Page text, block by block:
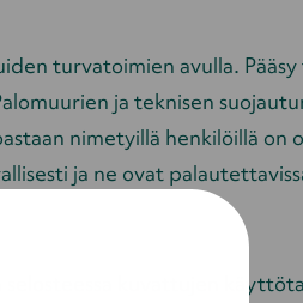
turvatoimien avulla.
ja teknisen
nimetyillä henkilöillä on
ja ne ovat
selosteessa kuvattujen